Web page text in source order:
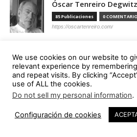
Óscar Tenreiro Degwitz
85 Publicaciones 0
https://oscartenreiro.com/
57 Publicaciones 0
https://asrv.es/
Marcelo Gardinetti
https://marcelogardinetti.com/
We use cookies on our website to
relevant experience by
and repeat visits. By clicking
use of ALL the cookies.
Do not sell my personal information.
Configuración de cookies